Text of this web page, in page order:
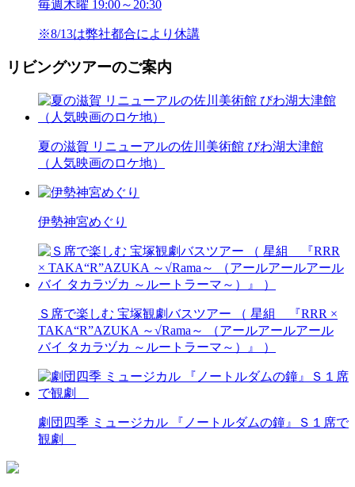
毎週木曜 19:00～20:30
※8/13は弊社都合により休講
リビングツアーのご案内
夏の滋賀 リニューアルの佐川美術館 びわ湖大津館
（人気映画のロケ地）
伊勢神宮めぐり
Ｓ席で楽しむ 宝塚観劇バスツアー （ 星組 『RRR ×
TAKA“R”AZUKA ～√Rama～ （アールアールアール
バイ タカラヅカ ～ルートラーマ～）』 ）
劇団四季 ミュージカル 『ノートルダムの鐘』Ｓ１席で
観劇